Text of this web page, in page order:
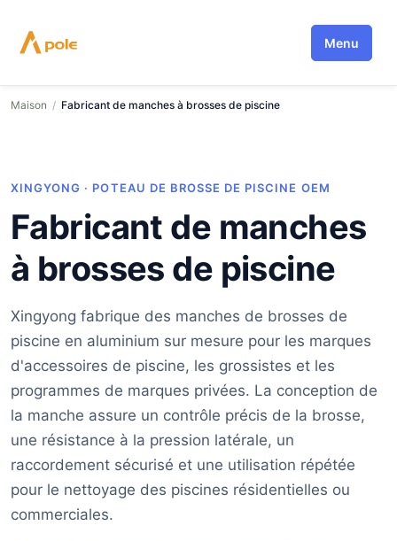
contenu
Menu
Maison / Fabricant de manches à brosses de piscine
XINGYONG · POTEAU DE BROSSE DE PISCINE OEM
Fabricant de manches
à brosses de piscine
Xingyong fabrique des manches de brosses de
piscine en aluminium sur mesure pour les marques
d'accessoires de piscine, les grossistes et les
programmes de marques privées. La conception de
la manche assure un contrôle précis de la brosse,
une résistance à la pression latérale, un
raccordement sécurisé et une utilisation répétée
pour le nettoyage des piscines résidentielles ou
commerciales.